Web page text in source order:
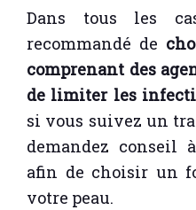
Dans tous les
recommandé de
comprenant des
de limiter les
si vous suivez un
demandez conseil
afin de choisir un
votre peau.